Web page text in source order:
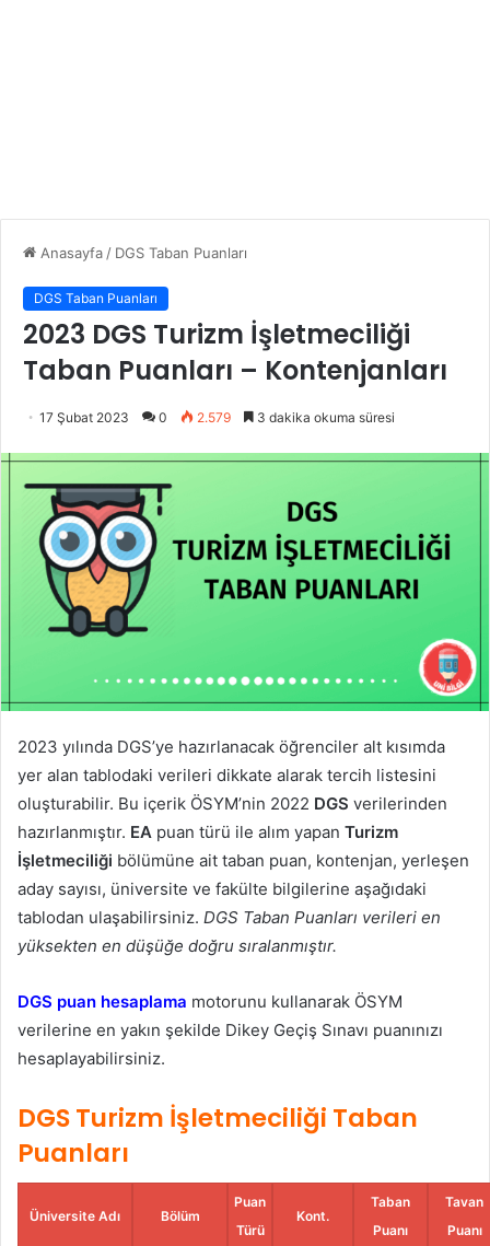
Anasayfa / DGS Taban Puanları
DGS Taban Puanları
2023 DGS Turizm İşletmeciliği
Taban Puanları – Kontenjanları
17 Şubat 2023 0 2.579 3 dakika okuma süresi
2023 yılında DGS’ye hazırlanacak öğrenciler alt kısımda
yer alan tablodaki verileri dikkate alarak tercih listesini
oluşturabilir. Bu içerik ÖSYM’nin 2022 DGS verilerinden
hazırlanmıştır. EA puan türü ile alım yapan Turizm
İşletmeciliği bölümüne ait taban puan, kontenjan, yerleşen
aday sayısı, üniversite ve fakülte bilgilerine aşağıdaki
tablodan ulaşabilirsiniz. DGS Taban Puanları verileri en
yüksekten en düşüğe doğru sıralanmıştır.
DGS puan hesaplama motorunu kullanarak ÖSYM
verilerine en yakın şekilde Dikey Geçiş Sınavı puanınızı
hesaplayabilirsiniz.
DGS Turizm İşletmeciliği Taban
Puanları
Üniversite Adı Bölüm
Puan
Türü
Kont.
Taban
Puanı
Tavan
Puanı